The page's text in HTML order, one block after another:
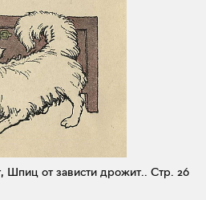
Шпиц от зависти дрожит.. Стр. 26